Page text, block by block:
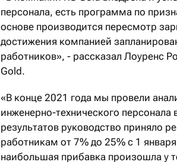
персонала, есть программа по
основе производится пересмотр
достижения компанией
работников», - рассказал Лоуренс
Gold.
«В конце 2021 года мы провели
инженерно-технического персонала
результатов руководство приняло
работникам от 7% до 25% с 1
наибольшая прибавка произошла у